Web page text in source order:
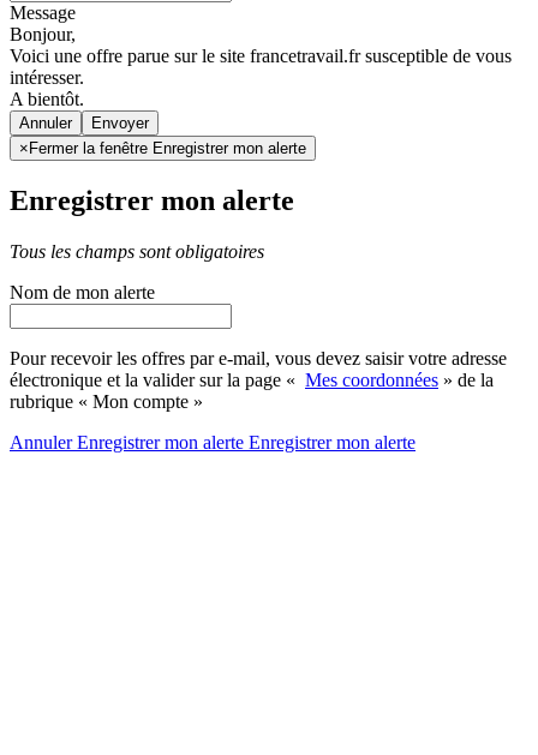
Message
Bonjour,
Voici une offre parue sur le site francetravail.fr susceptible de vous
intéresser.
A bientôt.
Annuler
× Fermer la fenêtre Enregistrer mon alerte
Enregistrer mon alerte
Tous les champs sont obligatoires
Nom de mon alerte
Pour recevoir les offres par e-mail, vous devez saisir votre adresse
électronique et la valider sur la page « Mes coordonnées » de la
rubrique « Mon compte »
AnnulerEnregistrer mon alerte Enregistrermon alerte